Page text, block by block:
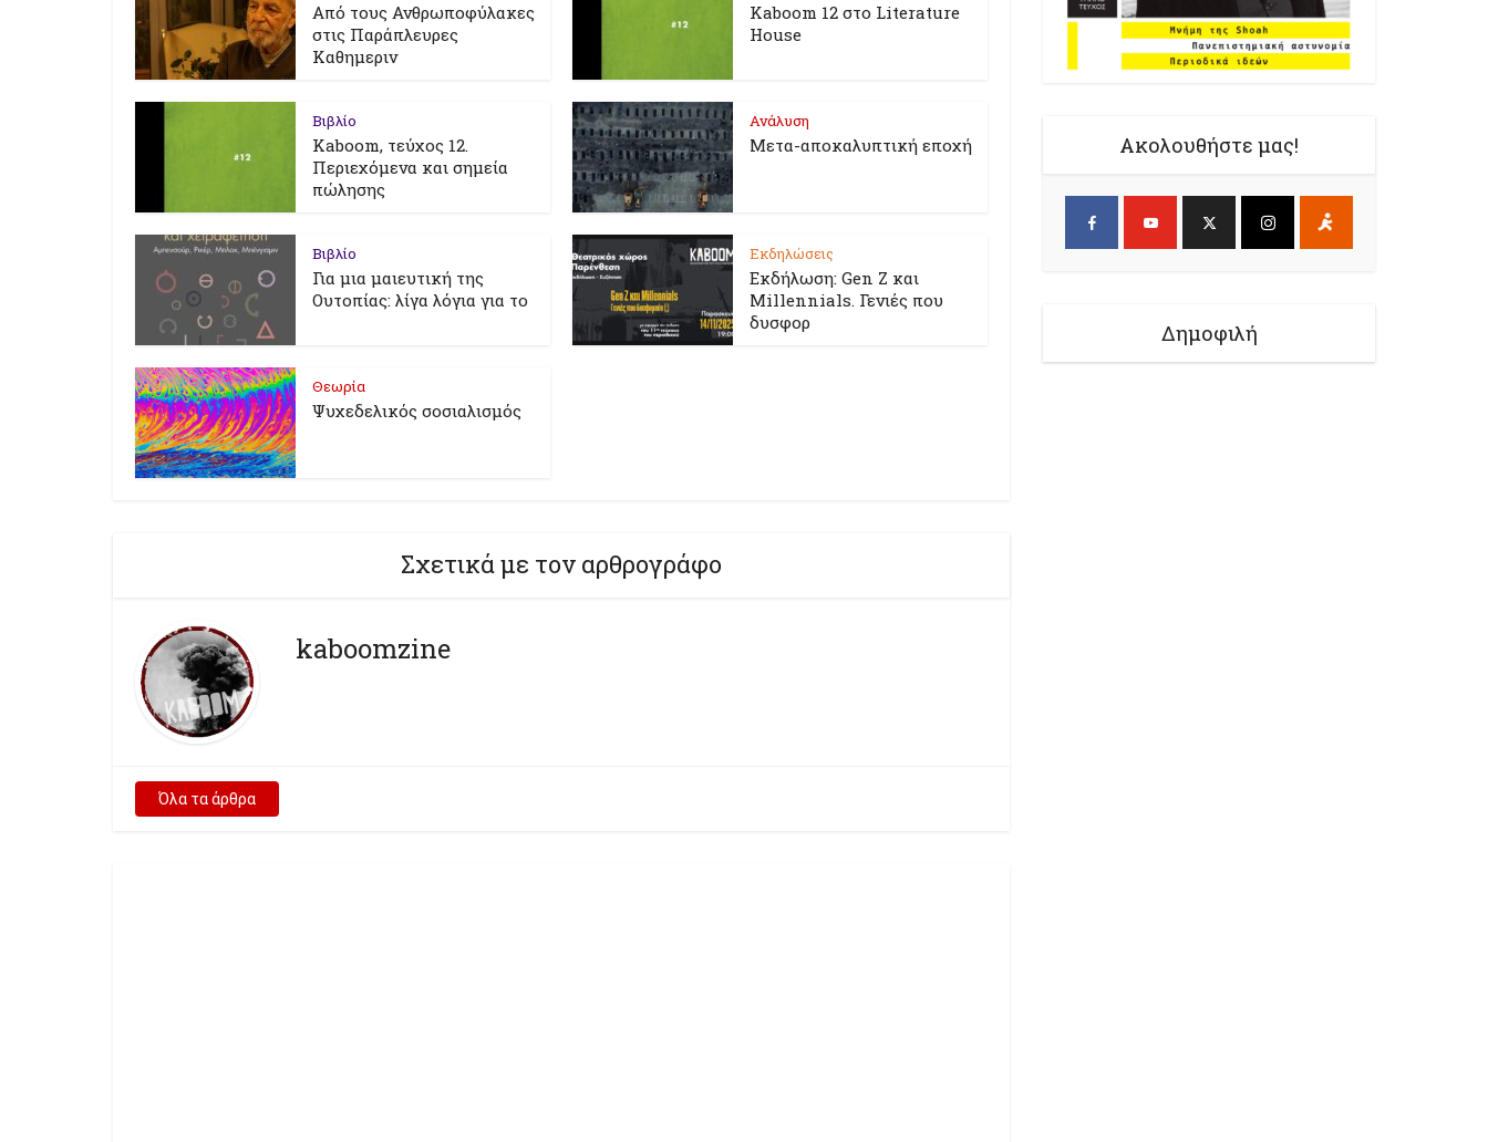
Από τους Ανθρωποφύλακες
στις Παράπλευρες
Καθημεριν
Kaboom 12 στο Literature
House
Βιβλίο
Kaboom, τεύχος 12.
Περιεχόμενα και σημεία
πώλησης
Ανάλυση
Μετα-αποκαλυπτική εποχή
Βιβλίο
Για μια μαιευτική της
Ουτοπίας: λίγα λόγια για το
Εκδηλώσεις
Εκδήλωση: Gen Z και
Millennials. Γενιές που
δυσφορ
Θεωρία
Ψυχεδελικός σοσιαλισμός
Σχετικά με τον αρθρογράφο
kaboomzine
Όλα τα άρθρα
Ακολουθήστε μας!
Δημοφιλή